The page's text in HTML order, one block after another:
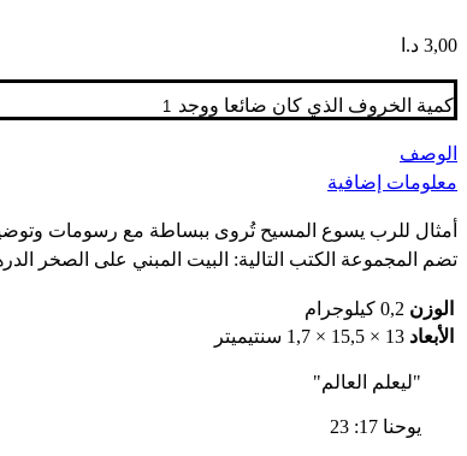
3,00 د.ا
كمية الخروف الذي كان ضائعا ووجد
الوصف
معلومات إضافية
أمثال للرب يسوع المسيح تُروى ببساطة مع رسومات
تضم المجموعة الكتب التالية: البيت المبني على الصخر
الوزن 0,2 كيلوجرام
الأبعاد 13 × 15,5 × 1,7 سنتيميتر
"ليعلم العالم"
يوحنا 17: 23